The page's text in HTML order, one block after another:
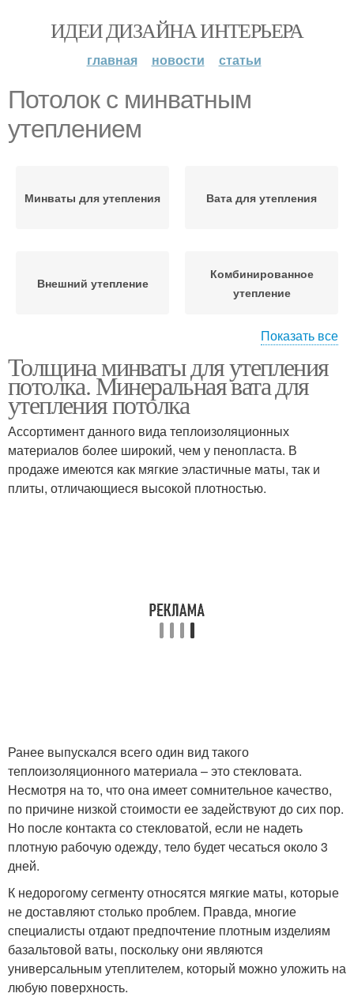
ИДЕИ ДИЗАЙНА ИНТЕРЬЕРА
главная новости статьи
Потолок с минватным
утеплением
Минваты для утепления Вата для утепления
Внешний утепление
Комбинированное
утепление
Пеноплекс для потолка Деревянные потолки
Показать все
Толщина минваты для утепления
потолка. Минеральная вата для
утепления потолка
Ассортимент данного вида теплоизоляционных
материалов более широкий, чем у пенопласта. В
продаже имеются как мягкие эластичные маты, так и
плиты, отличающиеся высокой плотностью.
Ранее выпускался всего один вид такого
теплоизоляционного материала – это стекловата.
Несмотря на то, что она имеет сомнительное качество,
по причине низкой стоимости ее задействуют до сих пор.
Но после контакта со стекловатой, если не надеть
плотную рабочую одежду, тело будет чесаться около 3
дней.
К недорогому сегменту относятся мягкие маты, которые
не доставляют столько проблем. Правда, многие
специалисты отдают предпочтение плотным изделиям
базальтовой ваты, поскольку они являются
универсальным утеплителем, который можно уложить на
любую поверхность.